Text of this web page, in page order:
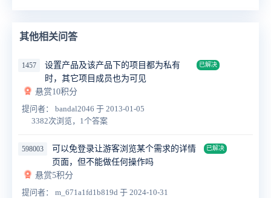
其他相关问答
1457
设置产品及该产品下的项目都为私有
时，其它项目成员也为可见
已解决
悬赏10积分
提问者： bandal2046 于 2013-01-05
3382次浏览，1个答案
598003
可以免登录让游客浏览某个需求的详情
页面，但不能做任何操作吗
已解决
悬赏5积分
提问者： m_671a1fd1b819d 于 2024-10-31